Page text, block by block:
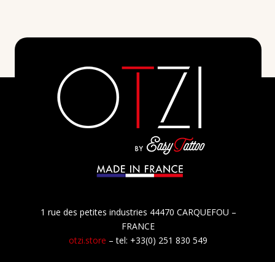
1 rue des petites industries 44470 CARQUEFOU –
FRANCE
otzi.store – tel: +33(0) 251 830 549